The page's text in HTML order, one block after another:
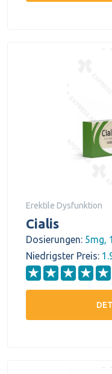
Erektile Dysfunktion
Cialis
Dosierungen: 5mg,
Niedrigster Preis: